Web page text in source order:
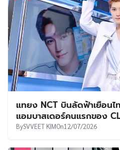
แทยง NCT บินลัดฟ้าเยือนไ
แอมบาสเดอร์คนแรกของ
BySVVEET KIMOn12/07/2026